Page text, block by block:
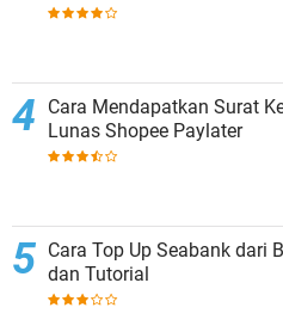
Cara Mendapatkan Surat
Lunas Shopee Paylater
Cara Top Up Seabank dari
dan Tutorial